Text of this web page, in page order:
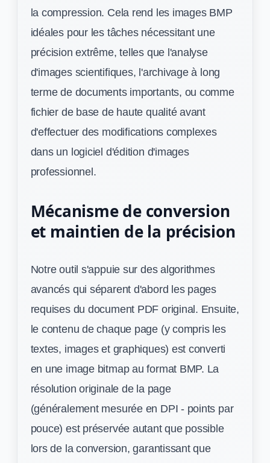
la compression. Cela rend les images BMP
idéales pour les tâches nécessitant une
précision extrême, telles que l'analyse
d'images scientifiques, l'archivage à long
terme de documents importants, ou comme
fichier de base de haute qualité avant
d'effectuer des modifications complexes
dans un logiciel d'édition d'images
professionnel.
Mécanisme de conversion
et maintien de la précision
Notre outil s'appuie sur des algorithmes
avancés qui séparent d'abord les pages
requises du document PDF original. Ensuite,
le contenu de chaque page (y compris les
textes, images et graphiques) est converti
en une image bitmap au format BMP. La
résolution originale de la page
(généralement mesurée en DPI - points par
pouce) est préservée autant que possible
lors de la conversion, garantissant que